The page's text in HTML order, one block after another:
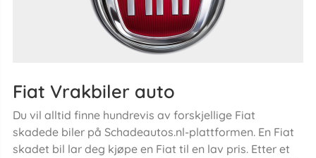
Fiat Vrakbiler auto
Du vil alltid finne hundrevis av forskjellige Fiat
skadede biler på Schadeautos.nl-plattformen. En Fiat
skadet bil lar deg kjøpe en Fiat til en lav pris. Etter et